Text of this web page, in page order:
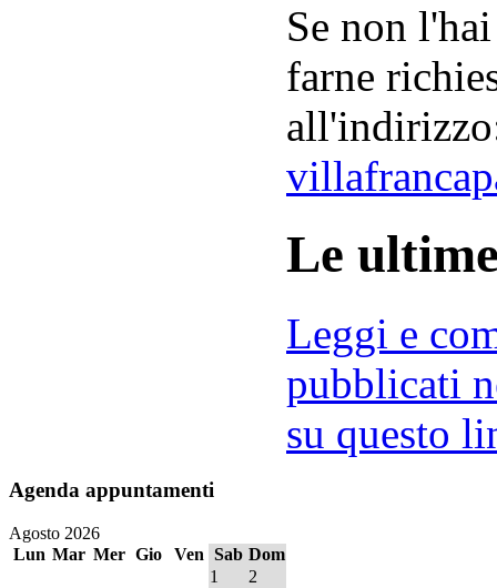
Se non
farne
Le
Leggi e
pubblicati
su questo
Agenda appuntamenti
Agosto 2026
Lun Mar Mer Gio Ven Sab Dom
1
2